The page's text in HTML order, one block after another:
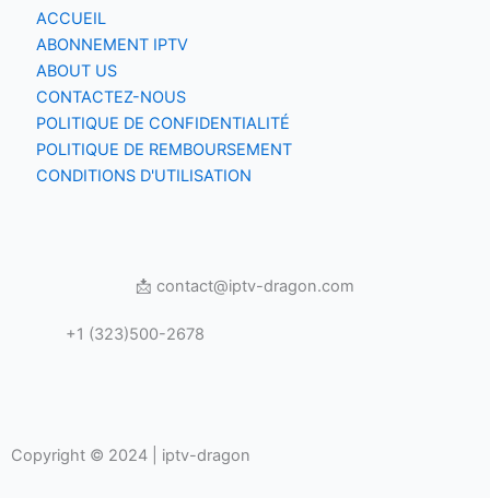
ACCUEIL
ABONNEMENT IPTV
ABOUT US
CONTACTEZ-NOUS
POLITIQUE DE CONFIDENTIALITÉ
POLITIQUE DE REMBOURSEMENT
CONDITIONS D'UTILISATION
📩 contact@iptv-dragon.com
+1 (323)500-2678
Copyright © 2024 | iptv-dragon